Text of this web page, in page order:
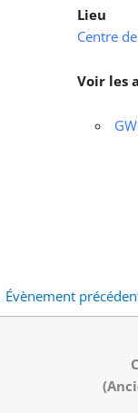
Lieu
Centre
Voir les
Évènement